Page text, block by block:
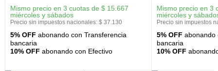
Mismo precio en 3 cuotas de $ 15.667
miércoles y sábados
Precio sin impuestos nacionales: $ 37.130
5% OFF abonando con Transferencia
bancaria
10% OFF abonando con Efectivo
Mismo precio en 3
miércoles y
Precio sin impuestos
5% OFF abonando
bancaria
10% OFF